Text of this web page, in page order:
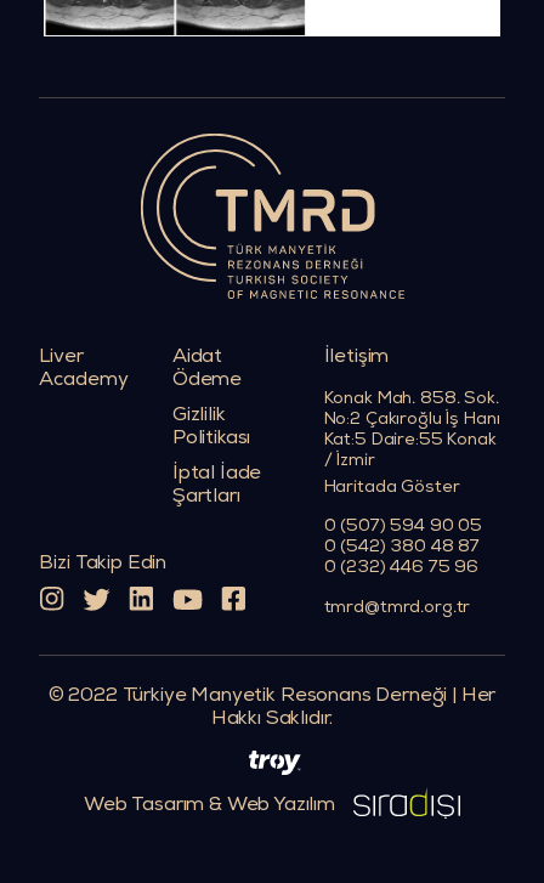
Liver
Academy
Aidat
Ödeme
Gizlilik
Politikası
İptal İade
Şartları
İletişim
Konak Mah. 858. Sok.
No:2 Çakıroğlu İş Hanı
Kat:5 Daire:55 Konak
/ İzmir
Haritada Göster
0 (507) 594 90 05
0 (542) 380 48 87
0 (232) 446 75 96
tmrd@tmrd.org.tr
Bizi Takip Edin
© 2022 Türkiye Manyetik Resonans Derneği | Her
Hakkı Saklıdır.
Web Tasarım & Web Yazılım